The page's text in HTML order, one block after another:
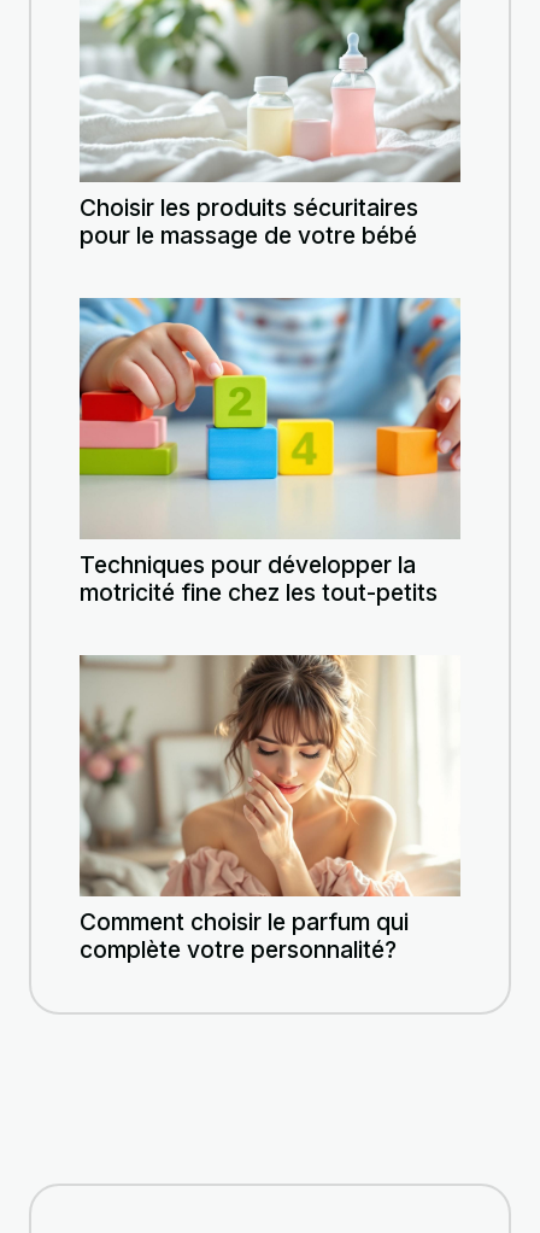
Choisir les produits sécuritaires
pour le massage de votre bébé
Techniques pour développer la
motricité fine chez les tout-petits
Comment choisir le parfum qui
complète votre personnalité?